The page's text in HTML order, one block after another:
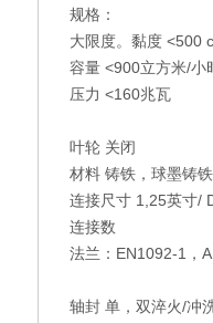
规格：
大限度。黏度 <500
容量 <900立方米/小
压力 <160兆瓦
叶轮 关闭
材料 铸铁，球墨铸
连接尺寸 1,25英寸/
连接数
法兰：EN1092-1，
轴封 单，双淬火/冲